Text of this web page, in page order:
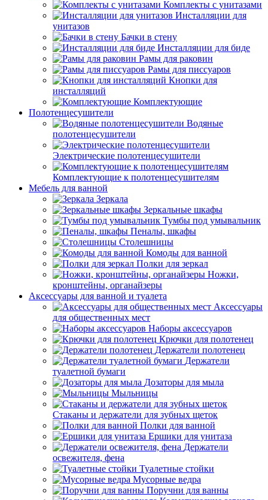
Комплекты с унитазами
Инсталляции для
унитазов
Бачки в стену
Инсталляции для биде
Рамы для раковин
Рамы для писсуаров
Кнопки для
инсталляций
Комплектующие
Полотенцесушители
Водяные
полотенцесушители
Электрические полотенцесушители
Комплектующие к полотенцесушителям
Мебель для ванной
Зеркала
Зеркальные шкафы
Тумбы под умывальник
Пеналы, шкафы
Столешницы
Комоды для ванной
Полки для зеркал
Ножки,
кронштейны, органайзеры
Аксессуары для ванной и туалета
Аксессуары
для общественных мест
Наборы аксессуаров
Крючки для полотенец
Держатели полотенец
Держатели
туалетной бумаги
Дозаторы для мыла
Мыльницы
Стаканы и держатели для зубных щеток
Полки для ванной
Ершики для унитаза
Держатели
освежителя, фена
Туалетные стойки
Мусорные ведра
Поручни для ванны